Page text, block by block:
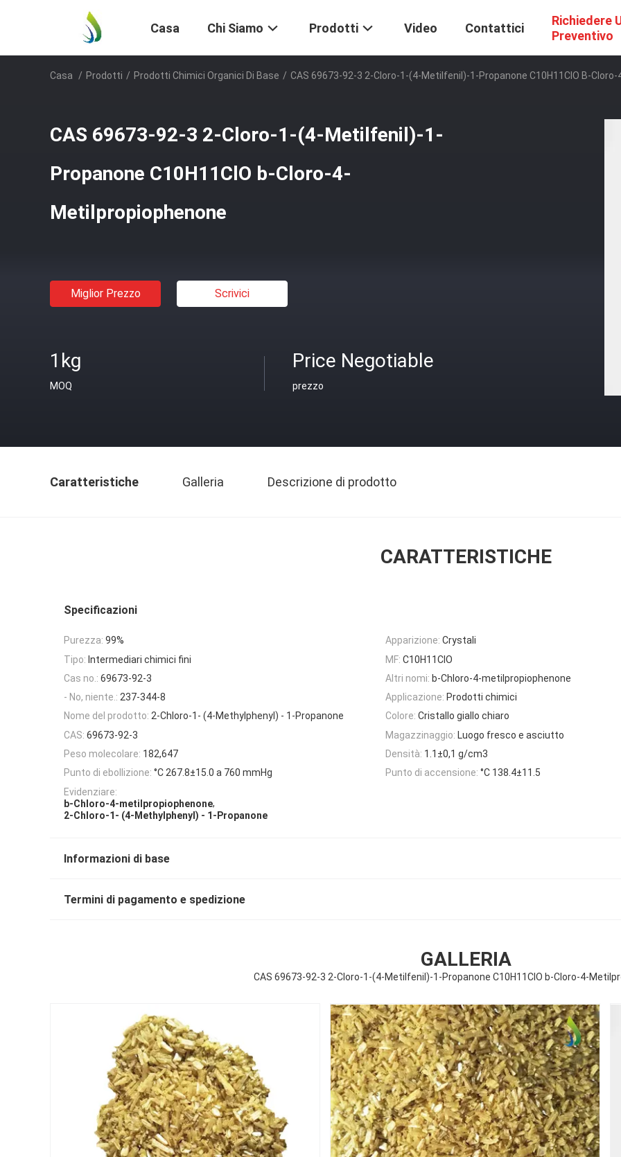
Casa Chi Siamo Prodotti Video Contattici
Richiedere
Preventivo
Casa / Prodotti / Prodotti Chimici Organici Di Base / CAS 69673-92-3 2-Cloro-1-(4-Metilfenil)-1-Propanone C10H11ClO B-
CAS 69673-92-3 2-Cloro-1-(4-Metilfenil)-1-
Propanone C10H11ClO b-Cloro-4-
Metilpropiophenone
Miglior Prezzo Scrivici
1kg
MOQ
Price Negotiable
prezzo
Caratteristiche Galleria Descrizione di prodotto
CARATTERISTICHE
Specificazioni
Purezza: 99% Apparizione: Crystali
Tipo: Intermediari chimici fini MF: C10H11ClO
Cas no.: 69673-92-3 Altri nomi: b-Chloro-4-metilpropiophenone
- No, niente.: 237-344-8 Applicazione: Prodotti chimici
Nome del prodotto: 2-Chloro-1- (4-Methylphenyl) - 1-Propanone Colore: Cristallo giallo chiaro
CAS: 69673-92-3 Magazzinaggio: Luogo fresco e asciutto
Peso molecolare: 182,647 Densità: 1.1±0,1 g/cm3
Punto di ebollizione: °C 267.8±15.0 a 760 mmHg Punto di accensione: °C 138.4±11.5
Evidenziare:
b-Chloro-4-metilpropiophenone,
2-Chloro-1- (4-Methylphenyl) - 1-Propanone
Informazioni di base
Termini di pagamento e spedizione
GALLERIA
CAS 69673-92-3 2-Cloro-1-(4-Metilfenil)-1-Propanone C10H11ClO b-Cloro-4-